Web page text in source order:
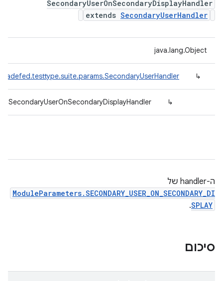
SecondaryUserOnSecondaryDisplayHandler
extends SecondaryUserHandler
java.lang.Object
↳
↳
ה-handler של
ModuleParameters.SECONDARY_USER_ON_SECONDARY_DI
SPLAY
.
סיכום